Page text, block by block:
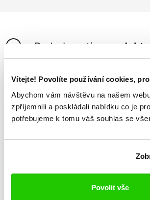
Vítejte! Povolíte používání cookies,
Abychom vám návštěvu na našem
zpříjemnili a poskládali nabídku co je
potřebujeme k tomu váš souhlas se
Povolit vše
Podrobnosti o produktu
symboly této světoznámé značky a je
muži z celého světa.
Předností je velice příjemná látka ze
barvy, ve kterých opravdu vyniknete v
Zbavte se svých obnošených trik a
hned budete cítit lépe ve společnosti.